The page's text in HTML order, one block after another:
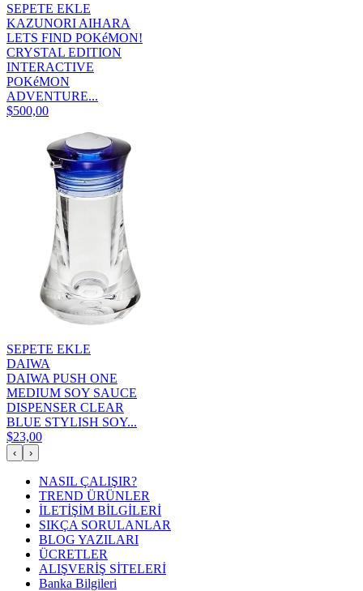
SEPETE EKLE
KAZUNORI AIHARA
LETS FIND POKéMON!
CRYSTAL EDITION
INTERACTIVE
POKéMON
ADVENTURE...
$500,00
SEPETE EKLE
DAIWA
DAIWA PUSH ONE
MEDIUM SOY SAUCE
DISPENSER CLEAR
BLUE STYLISH SOY...
$23,00
‹ ›
NASIL ÇALIŞIR?
TREND ÜRÜNLER
İLETİŞİM BİLGİLERİ
SIKÇA SORULANLAR
BLOG YAZILARI
ÜCRETLER
ALIŞVERİŞ SİTELERİ
Banka Bilgileri